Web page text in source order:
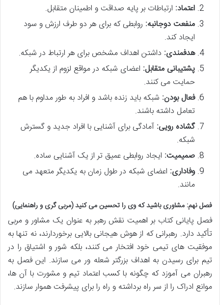
اعتماد: ارتباطات بر پایه صداقت و اطمینان متقابل.
منفعت دوجانبه: روابطی که برای هر دو طرف ارزش و سود
ایجاد کند.
هدفمندی: داشتن اهداف مشخص برای هر ارتباط در شبکه.
پشتیبانی متقابل: اعضای شبکه در مواقع لزوم از یکدیگر
حمایت می کنند.
فعال بودن: شبکه باید زنده باشد و افراد به طور مداوم با هم
تعامل داشته باشند.
گشاده رویی: آمادگی برای آشنایی با افراد جدید و گسترش
شبکه.
صمیمیت: ایجاد روابطی عمیق تر از یک آشنایی ساده.
وفاداری: اعضای شبکه در طول زمان به یکدیگر متعهد می
مانند.
فصل نهم: مشاوری باشید که وی را تحسین می کنید (مربی گری و راهنمایی)
فصل پایانی کتاب بر اهمیت نقش رهبر به عنوان یک مشاور و مربی
تأکید دارد. رهبرانی که از هوش هیجانی بالایی برخوردارند، نه تنها به
موفقیت های تیمی خود افتخار می کنند، بلکه شور و اشتیاق را در
تیم برای رسیدن به اهداف بزرگتر شعله ور می سازند. این فصل به
رهبران می آموزد که چگونه با کسب اعتماد تیم و مشورت با آن ها،
موانع ادراک را از سر راه برداشته و راه را برای پیشرفت هموار سازند.